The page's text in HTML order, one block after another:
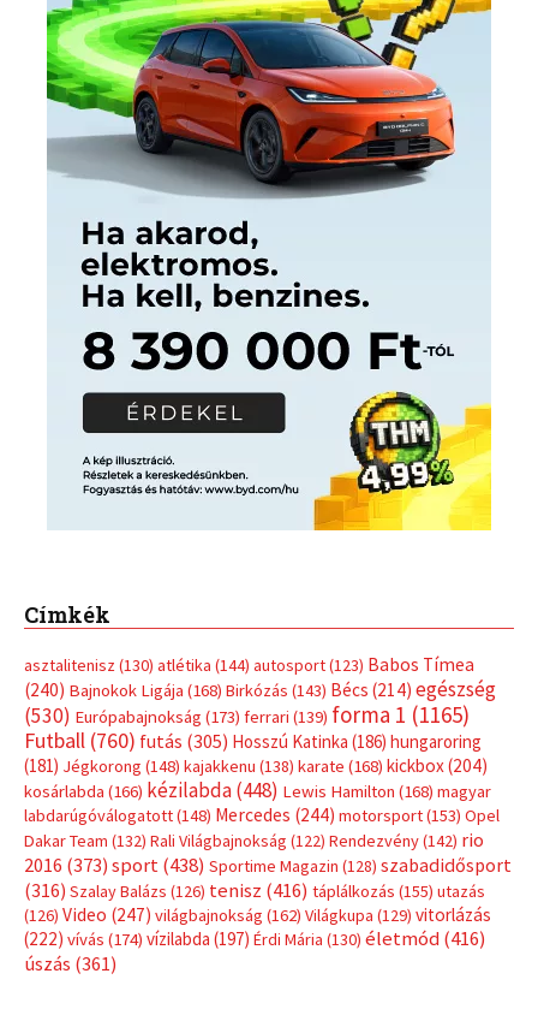
Címkék
asztalitenisz (130) atlétika (144) autosport(123) Babos Tímea
(240) Bajnokok Ligája (168) Birkózás (143) Bécs (214) egészség
(530) Európabajnokság (173) ferrari (139) forma 1 (1165)
Futball (760) futás (305) Hosszú Katinka (186) hungaroring
(181) Jégkorong (148) kajakkenu (138) karate (168) kickbox(204)
kosárlabda (166) kézilabda(448) Lewis Hamilton (168) magyar
labdarúgóválogatott(148) Mercedes (244) motorsport(153) Opel
Dakar Team (132) Rali Világbajnokság (122) Rendezvény(142) rio
2016 (373) sport(438) Sportime Magazin (128) szabadidősport
(316) Szalay Balázs (126) tenisz (416) táplálkozás (155) utazás
(126) Video (247) világbajnokság (162) Világkupa (129) vitorlázás
(222) vívás (174) vízilabda (197) Érdi Mária (130) életmód(416)
úszás (361)